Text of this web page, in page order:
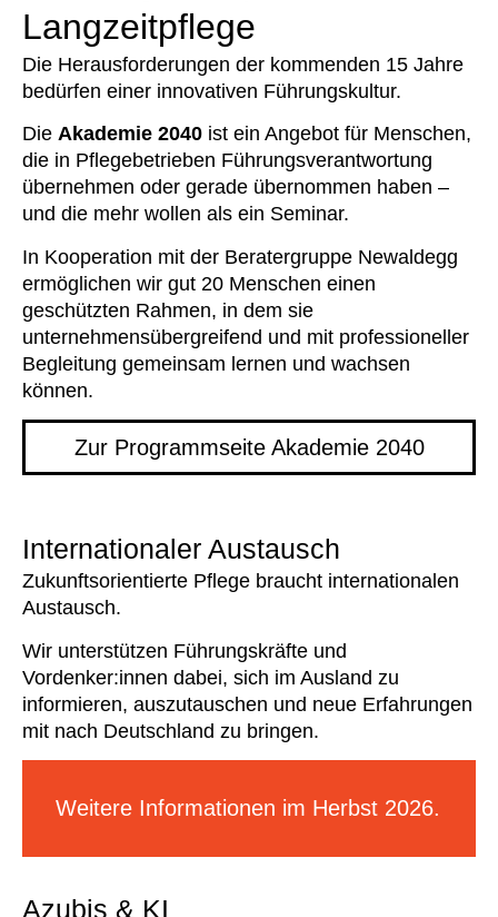
Langzeitpflege
Die Herausforderungen der kommenden 15 Jahre
bedürfen einer innovativen Führungskultur.
Die Akademie 2040 ist ein Angebot für Menschen,
die in Pflegebetrieben Führungsverantwortung
übernehmen oder gerade übernommen haben –
und die mehr wollen als ein Seminar.
In Kooperation mit der Beratergruppe Newaldegg
ermöglichen wir gut 20 Menschen einen
geschützten Rahmen, in dem sie
unternehmensübergreifend und mit professioneller
Begleitung gemeinsam lernen und wachsen
können.
Zur Programmseite Akademie 2040
Internationaler Austausch
Zukunftsorientierte Pflege braucht internationalen
Austausch.
Wir unterstützen Führungskräfte und
Vordenker:innen dabei, sich im Ausland zu
informieren, auszutauschen und neue Erfahrungen
mit nach Deutschland zu bringen.
Weitere Informationen im Herbst 2026.
Azubis & KI